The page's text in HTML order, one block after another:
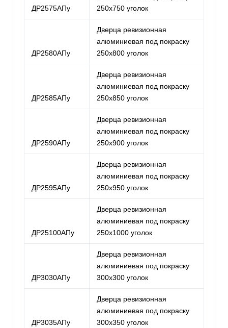
ДР2575АПу
250х750 уголок
ДР2580АПу
Дверца ревизионная
алюминиевая под покраску
250х800 уголок
ДР2585АПу
Дверца ревизионная
алюминиевая под покраску
250х850 уголок
ДР2590АПу
Дверца ревизионная
алюминиевая под покраску
250х900 уголок
ДР2595АПу
Дверца ревизионная
алюминиевая под покраску
250х950 уголок
ДР25100АПу
Дверца ревизионная
алюминиевая под покраску
250х1000 уголок
ДР3030АПу
Дверца ревизионная
алюминиевая под покраску
300х300 уголок
ДР3035АПу
Дверца ревизионная
алюминиевая под покраску
300х350 уголок